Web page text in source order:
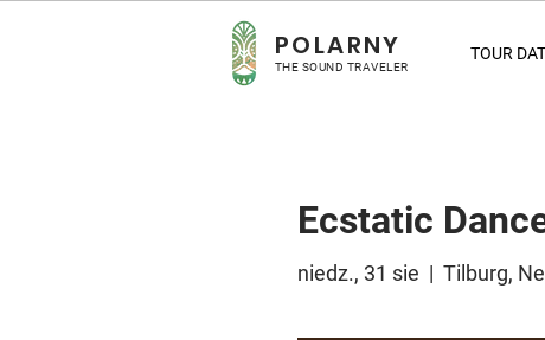
POLARNY
THE SOUND TRAVELER
TOUR
Ecstatic
niedz., 31 sie
  |
Tilburg,